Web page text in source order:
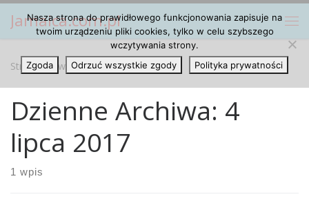
Przejdź do treści
Jamaica.com.pl
Strona główna » 2017 » lipiec » 04
Dzienne Archiwa: 4
lipca 2017
1 wpis
Nasza strona do prawidłowego funkcjonowania zapisuje na
twoim urządzeniu pliki cookies, tylko w celu szybszego
wczytywania strony.
Zgoda
Odrzuć wszystkie zgody Polityka prywatności